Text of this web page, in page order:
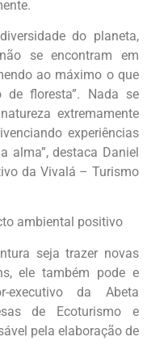
do planeta,
se encontram em
ao máximo o que
de floresta”. Nada se
extremamente
experiências
alma”, destaca Daniel
da Vivalá – Turismo
ambiental positivo
seja trazer novas
ele também pode e
da Abeta
de Ecoturismo e
pela elaboração de